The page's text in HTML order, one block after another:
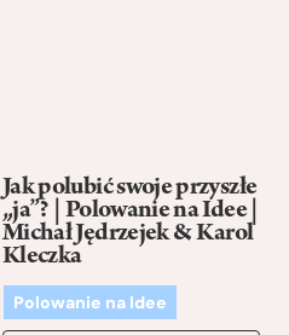
Jak polubić swoje przyszłe
„ja”? | Polowanie na Idee |
Michał Jędrzejek & Karol
Kleczka
Polowanie na Idee